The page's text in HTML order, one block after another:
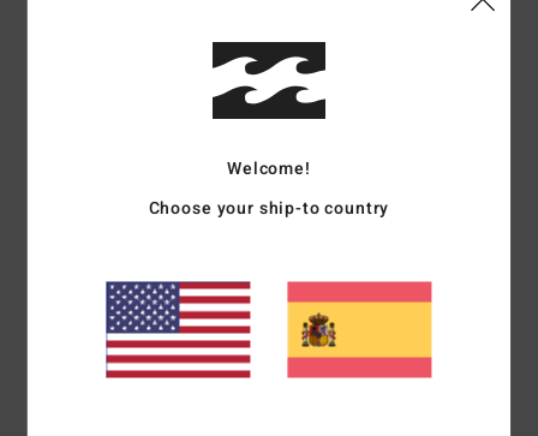
Cobertura:Bondi
Tiro medio
Acolchado:copas extraíbles y varillas laterales
Correas:correas ajustables con aro y deslizador
Welcome!
Choose your ship-to country